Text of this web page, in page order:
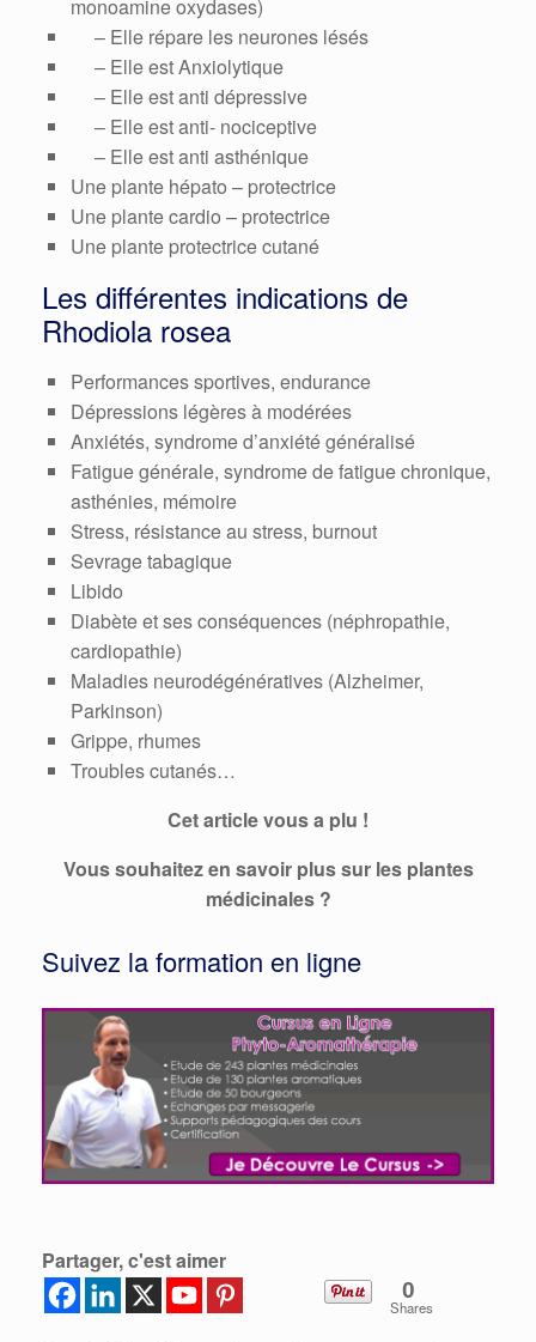
monoamine oxydases)
– Elle répare les neurones lésés
– Elle est Anxiolytique
– Elle est anti dépressive
– Elle est anti- nociceptive
– Elle est anti asthénique
Une plante hépato – protectrice
Une plante cardio – protectrice
Une plante protectrice cutané
Les différentes indications de
Rhodiola rosea
Performances sportives, endurance
Dépressions légères à modérées
Anxiétés, syndrome d’anxiété généralisé
Fatigue générale, syndrome de fatigue chronique,
asthénies, mémoire
Stress, résistance au stress, burnout
Sevrage tabagique
Libido
Diabète et ses conséquences (néphropathie,
cardiopathie)
Maladies neurodégénératives (Alzheimer,
Parkinson)
Grippe, rhumes
Troubles cutanés…
Cet article vous a plu !
Vous souhaitez en savoir plus sur les plantes
médicinales ?
Suivez la formation en ligne
Partager, c'est aimer
0
Shares